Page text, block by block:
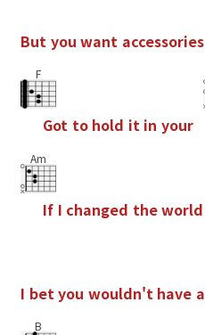
But you want accessories
F
Got to hold it in your
Am
If I changed theworld
I betyou wouldn't have a
B